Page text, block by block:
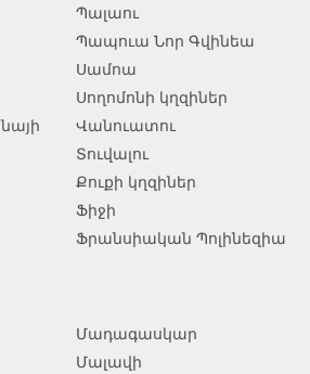
Պալաու
Պապուա Նոր Գվինեա
Սամոա
Սողոմոնի կղզիներ
Վանուատու
Տուվալու
Քուքի կղզիներ
Ֆիջի
Ֆրանսիական Պոլինեզիա
Մադագասկար
Մալավի